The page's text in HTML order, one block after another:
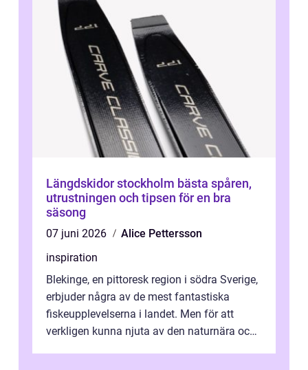
Längdskidor stockholm bästa spåren,
utrustningen och tipsen för en bra
säsong
07 juni 2026
Alice Pettersson
inspiration
Blekinge, en pittoresk region i södra Sverige,
erbjuder några av de mest fantastiska
fiskeupplevelserna i landet. Men för att
verkligen kunna njuta av den naturnära och